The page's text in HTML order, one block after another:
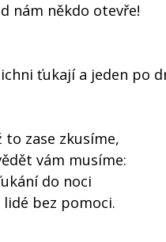
nám někdo otevře!
ťukají a jeden po
to zase zkusíme,
vám musíme:
do noci
lidé bez pomoci.